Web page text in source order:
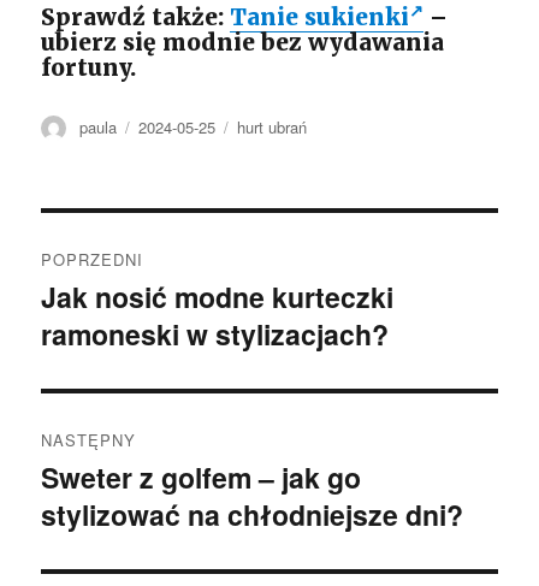
Sprawdź także: Tanie sukienki
–
ubierz się modnie bez wydawania
fortuny.
Autor
paula Opublikowano
2024-05-25 Kategorie
hurt ubrań
wpisu
POPRZEDNI
Poprzedni
wpis:
Jak nosić modne kurteczki
ramoneski w stylizacjach?
NASTĘPNY
Następny
wpis:
Sweter z golfem – jak go
stylizować na chłodniejsze dni?